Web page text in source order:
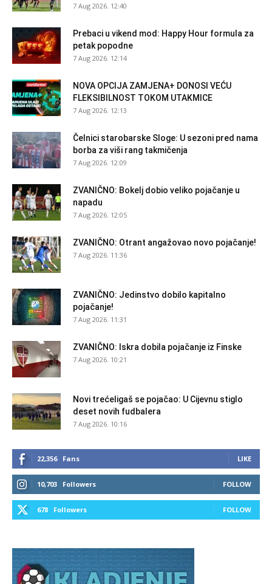
7 Aug 2026. 12:40
Prebaci u vikend mod: Happy Hour formula za
petak popodne
7 Aug 2026. 12:14
NOVA OPCIJA ZAMJENA+ DONOSI VEĆU
FLEKSIBILNOST TOKOM UTAKMICE
7 Aug 2026. 12:13
Čelnici starobarske Sloge: U sezoni pred nama
borba za viši rang takmičenja
7 Aug 2026. 12:09
ZVANIČNO: Bokelj dobio veliko pojačanje u
napadu
7 Aug 2026. 12:05
ZVANIČNO: Otrant angažovao novo pojačanje!
7 Aug 2026. 11:36
ZVANIČNO: Jedinstvo dobilo kapitalno
pojačanje!
7 Aug 2026. 11:31
ZVANIČNO: Iskra dobila pojačanje iz Finske
7 Aug 2026. 10:21
Novi trećeligaš se pojačao: U Cijevnu stiglo
deset novih fudbalera
7 Aug 2026. 10:16
22,356 Fans LIKE
10,703 Followers FOLLOW
678 Followers FOLLOW